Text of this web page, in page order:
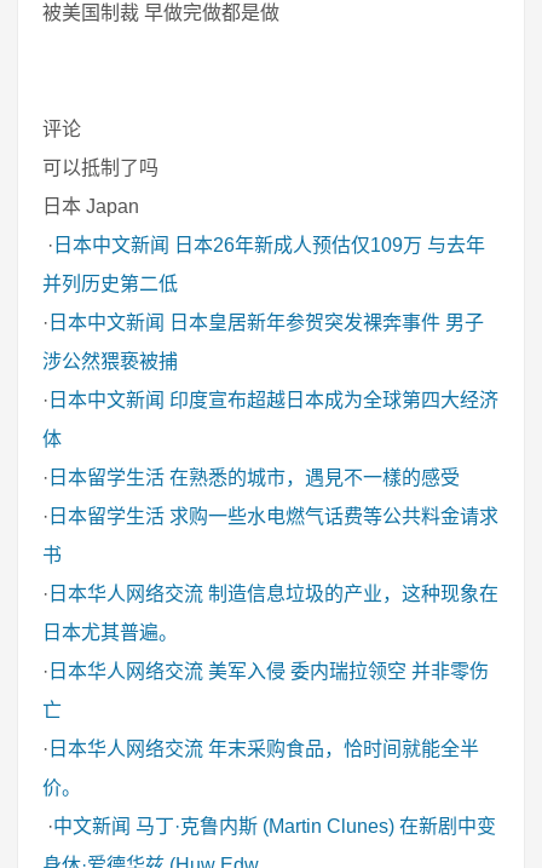
被美国制裁 早做完做都是做
评论
可以抵制了吗
日本 Japan
· 日本中文新闻
日本26年新成人预估仅109万 与去年
并列历史第二低
· 日本中文新闻
日本皇居新年参贺突发裸奔事件 男子
涉公然猥亵被捕
· 日本中文新闻 印度宣布超越日本成为全球第四大经济
体
· 日本留学生活 在熟悉的城市，遇見不一樣的感受
· 日本留学生活 求购一些水电燃气话费等公共料金请求
书
· 日本华人网络交流 制造信息垃圾的产业，这种现象在
日本尤其普遍。
· 日本华人网络交流 美军入侵 委内瑞拉领空 并非零伤
亡
· 日本华人网络交流 年末采购食品，恰时间就能全半
价。
·中文新闻 马丁·克鲁内斯 (Martin Clunes) 在新剧中变